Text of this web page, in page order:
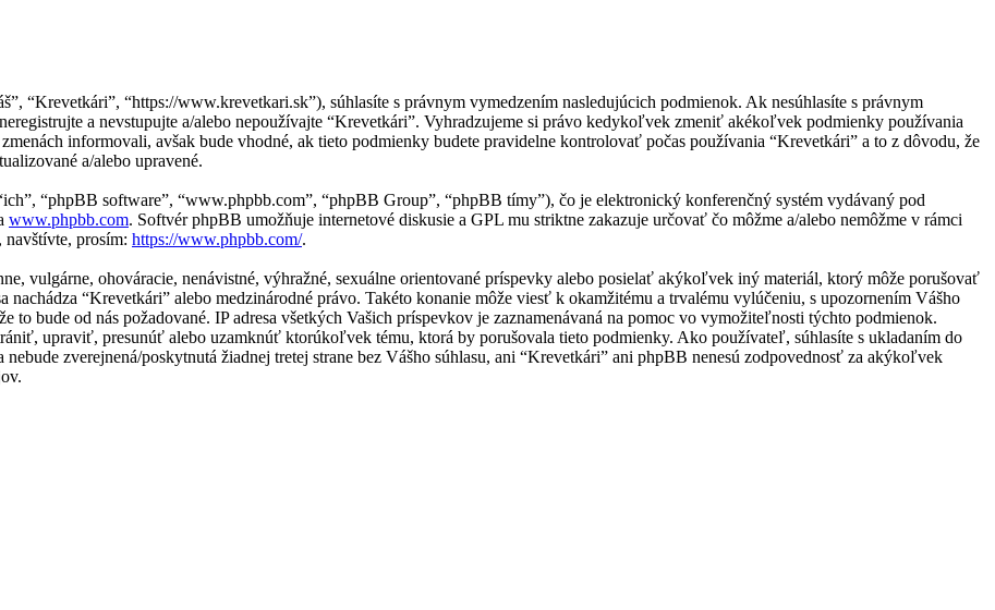
“Krevetkári”, “https://www.krevetkari.sk”), súhlasíte s právnym vymedzením nasledujúcich podmienok. Ak nesúhlasíte s právnym
a nevstupujte a/alebo nepoužívajte “Krevetkári”. Vyhradzujeme si právo kedykoľvek zmeniť akékoľvek podmienky používania
informovali, avšak bude vhodné, ak tieto podmienky budete pravidelne kontrolovať počas používania “Krevetkári” a to z dôvodu, že
a/alebo upravené.
“phpBB software”, “www.phpbb.com”, “phpBB Group”, “phpBB tímy”), čo je elektronický konferenčný systém vydávaný pod
www.phpbb.com. Softvér phpBB umožňuje internetové diskusie a GPL mu striktne zakazuje určovať čo môžme a/alebo nemôžme v rámci
navštívte, prosím: https://www.phpbb.com/.
vulgárne, ohováracie, nenávistné, výhražné, sexuálne orientované príspevky alebo posielať akýkoľvek iný materiál, ktorý môže porušovať
“Krevetkári” alebo medzinárodné právo. Takéto konanie môže viesť k okamžitému a trvalému vylúčeniu, s upozornením Vášho
to bude od nás požadované. IP adresa všetkých Vašich príspevkov je zaznamenávaná na pomoc vo vymožiteľnosti týchto podmienok.
upraviť, presunúť alebo uzamknúť ktorúkoľvek tému, ktorá by porušovala tieto podmienky. Ako používateľ, súhlasíte s ukladaním do
zverejnená/poskytnutá žiadnej tretej strane bez Vášho súhlasu, ani “Krevetkári” ani phpBB nenesú zodpovednosť za akýkoľvek